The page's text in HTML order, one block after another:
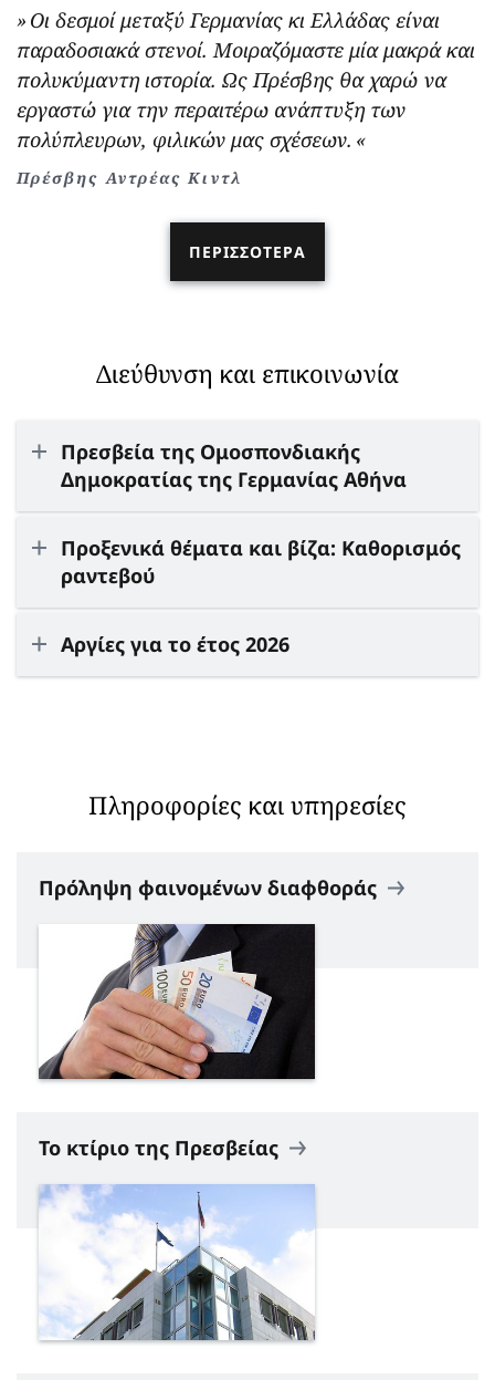
Οι δεσμοί μεταξύ Γερμανίας κι Ελλάδας είναι
παραδοσιακά στενοί. Μοιραζόμαστε μία μακρά και
πολυκύμαντη ιστορία. Ως Πρέσβης θα χαρώ να
εργαστώ για την περαιτέρω ανάπτυξη των
πολύπλευρων, φιλικών μας σχέσεων.
Πρέσβης Αντρέας Κιντλ
ΠΕΡΙΣΣΌΤΕΡΑ
Διεύθυνση και επικοινωνία
Πρεσβεία της Ομοσπονδιακής
Δημοκρατίας της Γερμανίας Αθήνα
Προξενικά θέματα και βίζα: Καθορισμός
ραντεβού
Αργίες για το έτος 2026
Πληροφορίες και υπηρεσίες
Πρόληψη φαινομένων διαφθοράς
Το κτίριο της Πρεσβείας